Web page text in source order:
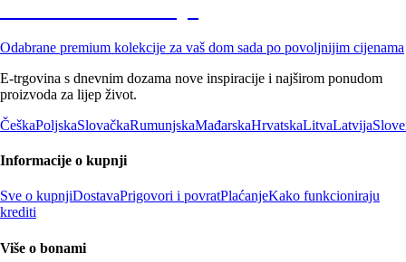
Odabrane premium kolekcije za vaš dom sada po povoljnijim cijenama
E-trgovina s dnevnim dozama nove inspiracije i najširom ponudom
proizvoda za lijep život.
ČeškaPoljskaSlovačkaRumunjskaMađarskaHrvatskaLitvaLatvija
Informacije o kupnji
Sve o kupnjiDostavaPrigovori i povratPlaćanjeKako funkcioniraju
krediti
Više o bonami